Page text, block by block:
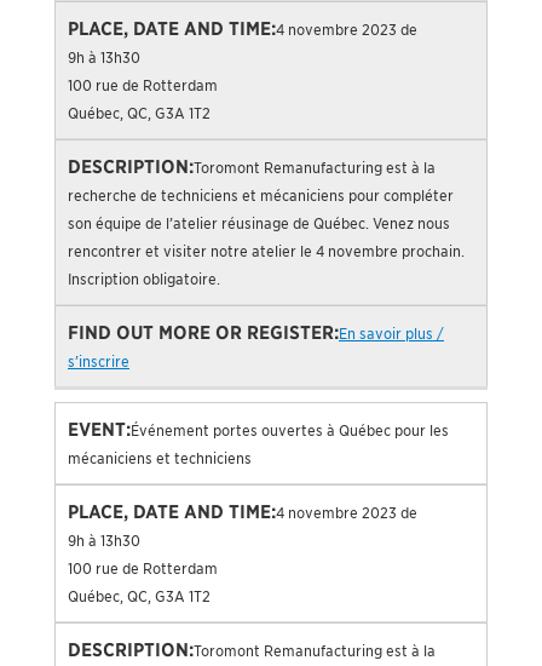
4 novembre 2023 de
9h à 13h30
100 rue de Rotterdam
Québec, QC, G3A 1T2
Toromont Remanufacturing est à la
recherche de techniciens et mécaniciens pour compléter
son équipe de l’atelier réusinage de Québec. Venez nous
rencontrer et visiter notre atelier le 4 novembre prochain.
Inscription obligatoire.
En savoir plus /
s’inscrire
Événement portes ouvertes à Québec pour les
mécaniciens et techniciens
4 novembre 2023 de
9h à 13h30
100 rue de Rotterdam
Québec, QC, G3A 1T2
Toromont Remanufacturing est à la